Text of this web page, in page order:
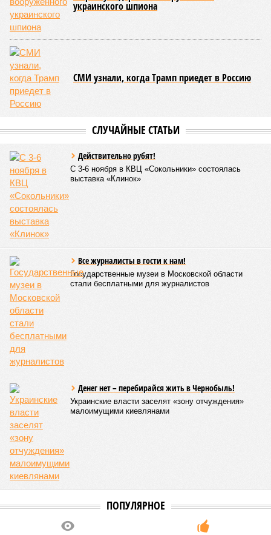
единственной, где в пределах Солнечной системы есть
полноценная жизнь, но Земля также регулярно пытается
эту жизнь уничтожить. Так уж вышло, что внутренние
процессы на планете включают в себя всевозможные
геологические, метеорологические и физические явления,
которые для человека довольно опасны. Или попросту
смертельны. И вот несколько тому примеров.
Все стихии сразу
Около 100 лет назад в Поднебесной приключилось то, что
у нас назвали бы тридцатью тремя несчастьями. Страну
последовательно поразили: многолетняя засуха, страшный
паводок, невероятные ливни. Несколько миллионов
человек не пережили этот разгул стихий. Вот что тогда
приключилось.
Зима 1931 года выдалась в Китае чрезвычайно
продолжительной и суровой. Снега образовалось огромное
великой суши, продолжавшегося с 1928-го. Но всё
обратилось катастрофой. Снег растаял, устремился в реки,
начался небывалый паводок, быстро обернувшийся
страшным наводнением, которое обильные весенние ливни
только усугубили. К июню всё это преобразовалось в
массовый потоп, в июле же Китай в дополнение накрыло
сразу девятью циклонами. Последствия оказались
невообразимыми: наводнение погребло под собой
территорию в 180 тыс. квадратных километров, что равно
областям, десятку Чуваший.
В общем, недаром события 1931-го находятся на первом
месте в списке самых смертоносных стихийных бедствий,
когда-либо происходивших на планете. Число
пострадавших в тот год достигло 53 млн человек, число
погибших, по некоторым оценкам, составило 4 миллиона.
Впрочем, для Китая подобное не в новинку. Так, в сентябре
как местность там довольно низменная, и потоп просто не
встречал препятствий на своём пути, уничтожая деревни и